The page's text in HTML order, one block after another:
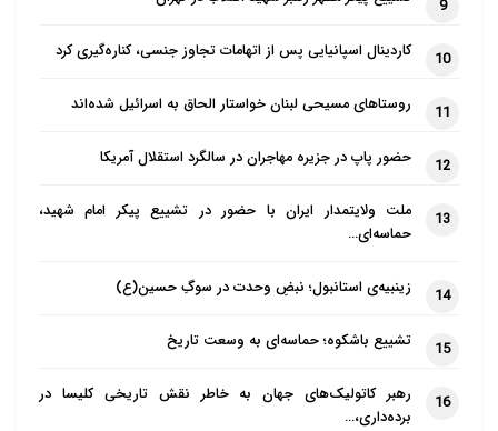
9
10 کاردینال اسپانیایی پس از اتهامات تجاوز جنسی، کناره‌گیری کرد
11 روستاهای مسیحی لبنان خواستار الحاق به اسرائیل شده‌اند
12 حضور پاپ در جزیره مهاجران در سالگرد استقلال آمریکا
13
ملت ولایتمدار ایران با حضور در تشییع پیکر امام شهید،
حماسه‌ای…
14 زینبیه‌ی استانبول؛ نبضِ وحدت در سوگِ حسین(ع)
15 تشییع باشکوه؛ حماسه‌ای به وسعت تاریخ
16
رهبر کاتولیک‌های جهان به خاطر نقش تاریخی کلیسا در
برده‌داری،…